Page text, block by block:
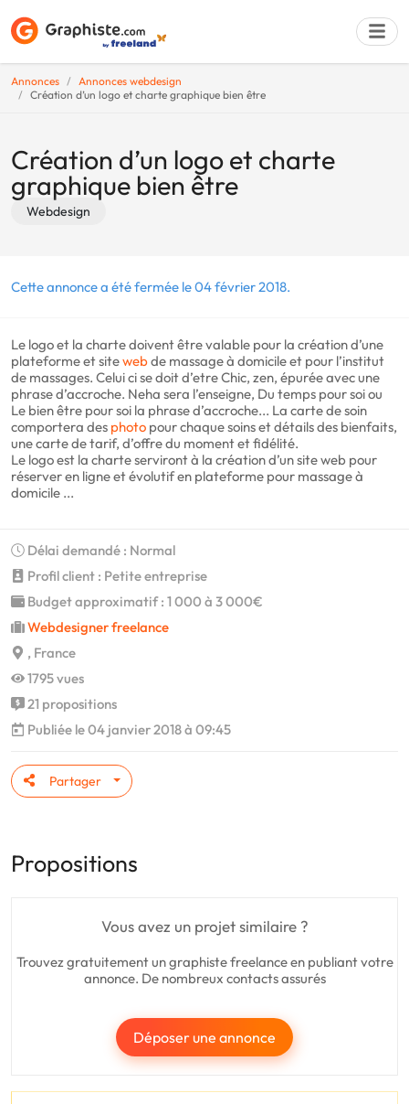
Annonces
Annonces webdesign
Création d’un logo et charte graphique bien être
Création d’un logo et charte
graphique bien être
Webdesign
Cette annonce a été fermée le 04 février 2018.
Le logo et la charte doivent être valable pour la création d’une
plateforme et sitewebde massage à domicile et pour l’institut
de massages. Celui ci se doit d’etre Chic, zen, épurée avec une
phrase d’accroche. Neha sera l’enseigne, Du temps pour soi ou
Le bien être pour soi la phrase d’accroche... La carte de soin
comportera des photo pour chaque soins et détails des bienfaits,
une carte de tarif, d’offre du moment et fidélité.
Le logo est la charte serviront à la création d’un site web pour
réserver en ligne et évolutif en plateforme pour massage à
domicile ...
Délai demandé : Normal
Profil client : Petite entreprise
Budget approximatif : 1 000 à 3 000€
Webdesigner freelance
, France
1795 vues
21 propositions
Publiée le 04 janvier 2018 à 09:45
Partager
Propositions
Vous avez un projet similaire ?
Trouvez gratuitement un graphiste freelance en publiant votre
annonce. De nombreux contacts assurés
Déposer une annonce